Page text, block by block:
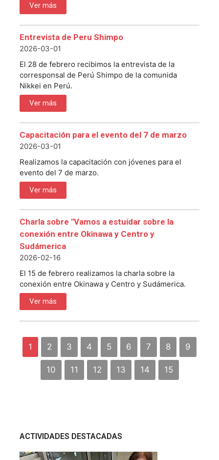
ACTIVIDADES DESTACADAS
Ver más
Entrevista de Peru Shimpo
2026-03-01
El 28 de febrero recibimos la entrevista de la
corresponsal de Perú Shimpo de la comunida
Nikkei en Perú.
Ver más
Capacitación para el evento del 7 de marzo
2026-03-01
Realizamos la capacitación con jóvenes para el
evento del 7 de marzo.
Ver más
Charla sobre "Vamos a estuidar sobre la
conexión entre Okinawa y Centro y
Sudámerica
2026-02-16
El 15 de febrero realizamos la charla sobre la
conexión entre Okinawa y Centro y Sudámerica.
Ver más
1 2 3 4 5 6 7 8 9
10 11 12 13 14 15